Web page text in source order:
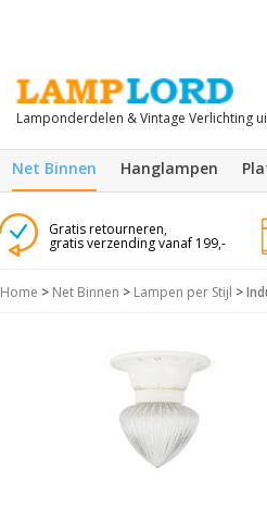
Lamponderdelen & Vintage Verlichting
Net Binnen Hanglampen
Gratis retourneren,
gratis verzending vanaf 199,-
Home > Net Binnen > Lampen per Stijl >